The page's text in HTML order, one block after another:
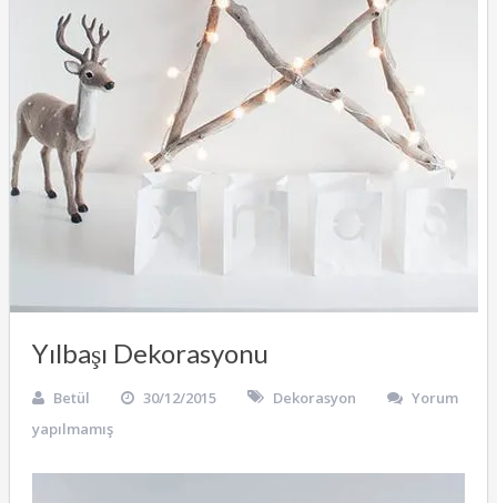
Yılbaşı Dekorasyonu
Betül 30/12/2015 Dekorasyon
Yorum
yapılmamış